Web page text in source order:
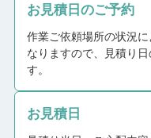
お見積日のご予約
作業ご依頼場所の状況
なりますので、見積り
す。
お見積日